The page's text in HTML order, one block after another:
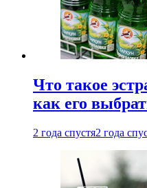
Что такое
как его
2 года спустя2 года